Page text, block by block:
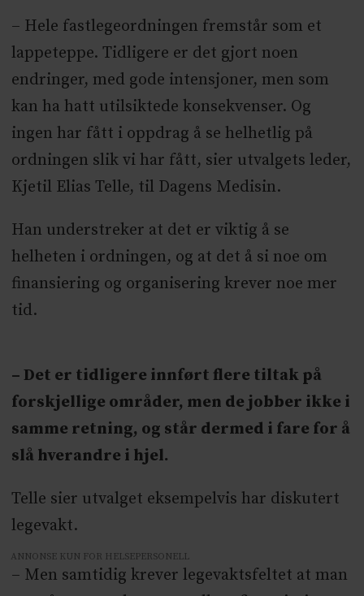
– Hele fastlegeordningen fremstår som et
lappeteppe. Tidligere er det gjort noen
endringer, med gode intensjoner, men som
kan ha hatt utilsiktede konsekvenser. Og
ingen har fått i oppdrag å se helhetlig på
ordningen slik vi har fått, sier utvalgets leder,
Kjetil Elias Telle, til Dagens Medisin.
Han understreker at det er viktig å se
helheten i ordningen, og at det å si noe om
finansiering og organisering krever noe mer
tid.
– Det er tidligere innført flere tiltak på
forskjellige områder, men de jobber ikke i
samme retning, og står dermed i fare for å
slå hverandre i hjel.
Telle sier utvalget eksempelvis har diskutert
legevakt.
ANNONSE KUN FOR HELSEPERSONELL
– Men samtidig krever legevaktsfeltet at man